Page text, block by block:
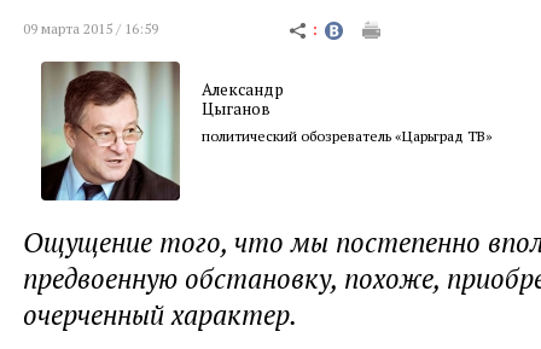
09 марта 2015 / 16:59
Александр
Цыганов
политический обозреватель «Царьград ТВ»
Ощущение того, что мы постепенно
предвоенную обстановку, похоже,
очерченный характер.